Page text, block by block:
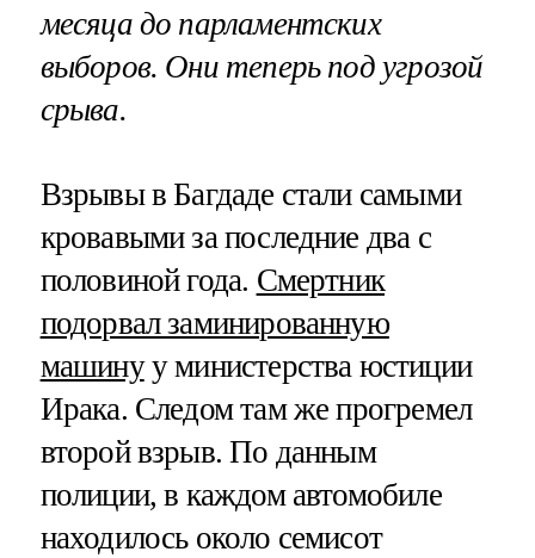
месяца до парламентских
выборов. Они теперь под угрозой
срыва.
Взрывы в Багдаде стали самыми
кровавыми за последние два с
половиной года. Смертник
подорвал заминированную
машинуу министерства юстиции
Ирака. Следом там же прогремел
второй взрыв. По данным
полиции, в каждом автомобиле
находилось около семисот